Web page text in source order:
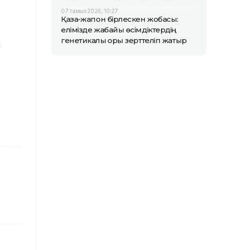
07 тамыз 2026, 10:27
Қазақ-жапон бірлескен жобасы:
елімізде жабайы өсімдіктердің
генетикалық қоры зерттеліп жатыр